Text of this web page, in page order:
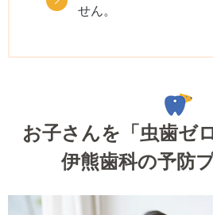
せん。
お子さんを「虫歯ゼ
伊熊歯科の予防